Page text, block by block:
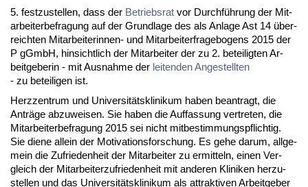
5. fest­zu­stel­len, dass der Be­triebs­rat vor Durchführung der Mit­
ar­bei­ter­be­fra­gung auf der Grund­la­ge des als An­la­ge Ast 14 über­
reich­ten Mit­ar­bei­te­rin­nen- und Mit­ar­bei­ter­fra­ge­bo­gens 2015 der
P gGmbH, hin­sicht­lich der Mit­ar­bei­ter der zu 2. be­tei­lig­ten Ar­
beit­ge­be­rin - mit Aus­nah­me der lei­ten­den An­ge­stell­ten
- zu be­tei­li­gen ist.
Herz­zen­trum und Uni­ver­sitätskli­ni­kum ha­ben be­an­tragt, die
Anträge ab­zu­wei­sen. Sie ha­ben die Auf­fas­sung ver­tre­ten, die
Mit­ar­bei­ter­be­fra­gung 2015 sei nicht mit­be­stim­mungs­pflich­tig.
Sie die­ne al­lein der Mo­ti­va­ti­ons­for­schung. Es ge­he dar­um, all­ge­
mein die Zu­frie­den­heit der Mit­ar­bei­ter zu er­mit­teln, ei­nen Ver­
gleich der Mit­ar­bei­ter­zu­frie­den­heit mit an­de­ren Kli­ni­ken her­zu­
stel­len und das Uni­ver­sitätskli­ni­kum als at­trak­ti­ven Ar­beit­ge­ber